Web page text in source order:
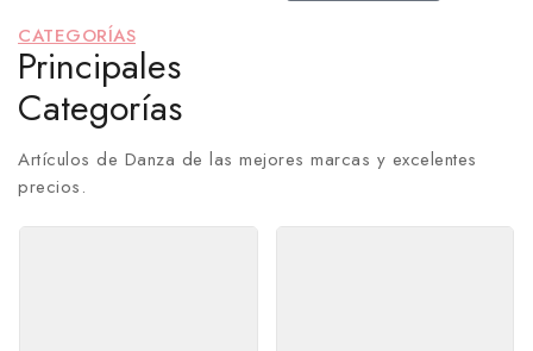
CATEGORÍAS
Principales
Categorías
Artículos de Danza de las mejores marcas y excelentes
precios.